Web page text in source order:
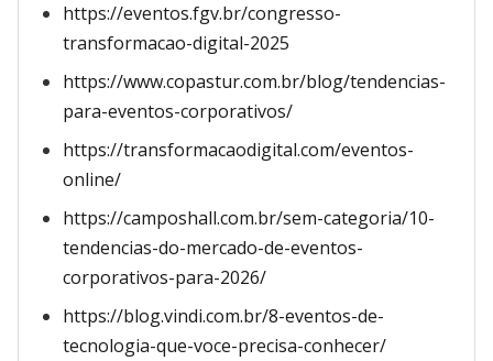
https://eventos.fgv.br/congresso-
transformacao-digital-2025
https://www.copastur.com.br/blog/tendencias-
para-eventos-corporativos/
https://transformacaodigital.com/eventos-
online/
https://camposhall.com.br/sem-categoria/10-
tendencias-do-mercado-de-eventos-
corporativos-para-2026/
https://blog.vindi.com.br/8-eventos-de-
tecnologia-que-voce-precisa-conhecer/